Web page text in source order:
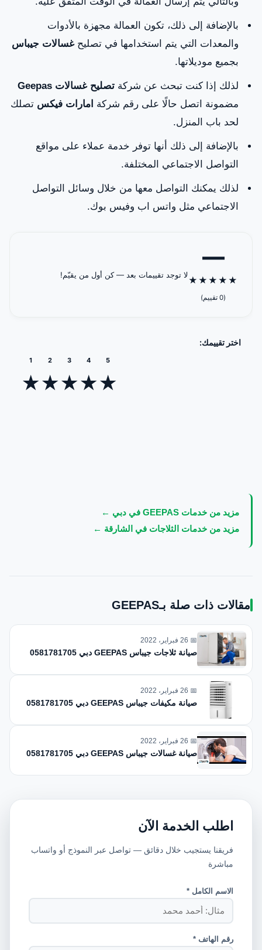
بالإضافة إلى ذلك، تكون العمالة مجهزة بالأدوات
والمعدات التي يتم استخدامها في تصليحغسالات جيباس
بجميع موديلاتها.
لذلك إذا كنت تبحث عن شركة تصليح غسالات Geepas
مضمونة اتصل حالًا على رقم شركة
امارات فيكس تصلك
لحد باب المنزل.
بالإضافة إلى ذلك أنها توفر خدمة عملاء على مواقع
التواصل الاجتماعي المختلفة.
لذلك يمكنك التواصل معها من خلال وسائل التواصل
الاجتماعي مثل واتس اب وفيس بوك.
—
★
★
★
★
★
(0 تقييم)
لا توجد تقييمات بعد — كن أول من يقيّم!
اختر تقييمك:
1
★
2
★
3
★
4
★
5
★
مزيد من خدمات GEEPAS في دبي ←
مزيد من خدمات الثلاجات في الشارقة ←
مقالات ذات صلة بـGEEPAS
📅 26 فبراير، 2022
صيانة ثلاجات جيباس GEEPAS دبي 0581781705
📅 26 فبراير، 2022
صيانة مكيفات جيباس GEEPAS دبي 0581781705
📅 26 فبراير، 2022
صيانة غسالات جيباس GEEPAS دبي 0581781705
اطلب الخدمة الآن
فريقنا يستجيب خلال دقائق — تواصل عبر النموذج أو واتساب
مباشرة
الاسم الكامل *
رقم الهاتف *